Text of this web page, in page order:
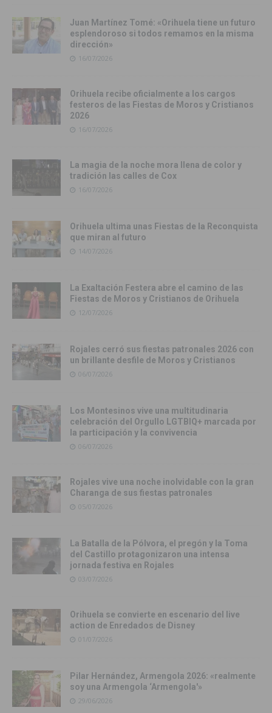
Juan Martínez Tomé: «Orihuela tiene un futuro
esplendoroso si todos remamos en la misma
dirección»
16/07/2026
Orihuela recibe oficialmente a los cargos
festeros de las Fiestas de Moros y Cristianos
2026
16/07/2026
La magia de la noche mora llena de color y
tradición las calles de Cox
16/07/2026
Orihuela ultima unas Fiestas de la Reconquista
que miran al futuro
14/07/2026
La Exaltación Festera abre el camino de las
Fiestas de Moros y Cristianos de Orihuela
12/07/2026
Rojales cerró sus fiestas patronales 2026 con
un brillante desfile de Moros y Cristianos
06/07/2026
Los Montesinos vive una multitudinaria
celebración del Orgullo LGTBIQ+ marcada por
la participación y la convivencia
06/07/2026
Rojales vive una noche inolvidable con la gran
Charanga de sus fiestas patronales
05/07/2026
La Batalla de la Pólvora, el pregón y la Toma
del Castillo protagonizaron una intensa
jornada festiva en Rojales
03/07/2026
Orihuela se convierte en escenario del live
action de Enredados de Disney
01/07/2026
Pilar Hernández, Armengola 2026: «realmente
soy una Armengola ‘Armengola'»
29/06/2026